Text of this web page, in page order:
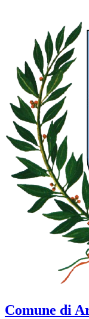
Comune di